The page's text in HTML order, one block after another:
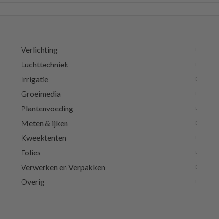
Verlichting
Luchttechniek
Irrigatie
Groeimedia
Plantenvoeding
Meten & ijken
Kweektenten
Folies
Verwerken en Verpakken
Overig